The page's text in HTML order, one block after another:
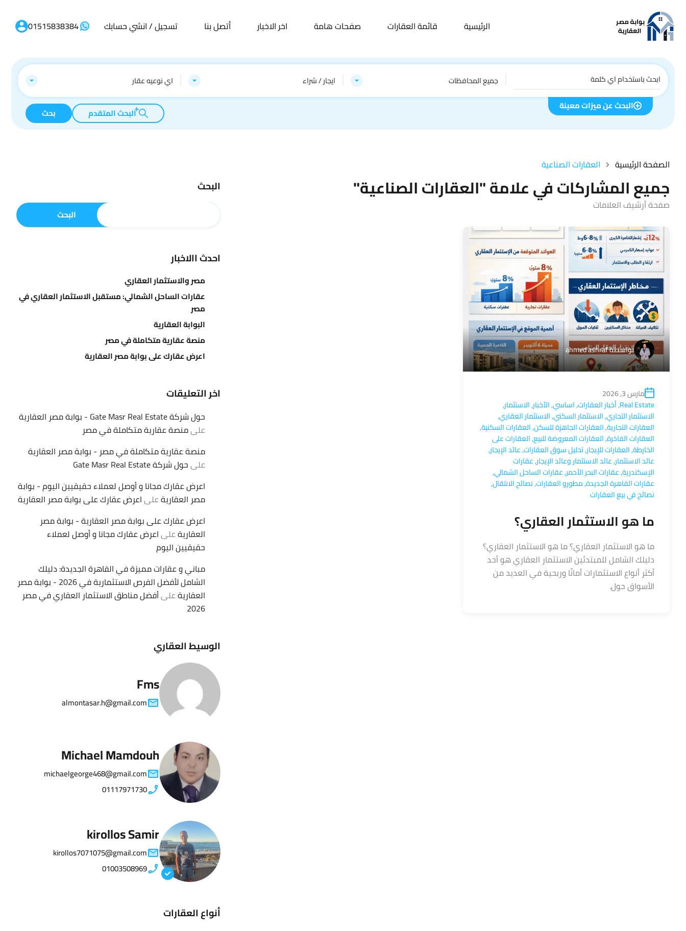
الرئيسية قائمة العقارات صفحات هامة اخر الاخبار أتصل بنا تسجيل / انشي حسابك 01515838384
جميع المحافظات ايجار / شراء اي نوعيه عقار
البحث عن ميزات معينة
البحث المتقدم بحث
الصفحة الرئيسية العقارات الصناعية
جميع المشاركات في علامة "العقارات الصناعية"
صفحة أرشيف العلامات
بواسطةahmed ashraf
مارس 3, 2026
Real Estate
,أخبار العقارات,اساسي,الأخبار,الاستثمار,
الاستثمار التجاري,الاستثمار السكني,الاستثمار العقاري,
العقارات التجارية,العقارات الجاهزة للسكن,العقارات السكنية,
العقارات الفاخرة,العقارات المعروضة للبيع,العقارات على
الخارطة,العقارات للإيجار,تحليل سوق العقارات,عائد الإيجار,
عائد الاستثمار,عائد الاستثمار وعائد الإيجار,عقارات
الإسكندرية,عقارات البحر الأحمر,عقارات الساحل الشمالي,
عقارات القاهرة الجديدة,مطورو العقارات,نصائح الانتقال,
نصائح في بيع العقارات
ما هو الاستثمار العقاري؟
ما هو الاستثمار العقاري؟ ما هو الاستثمار العقاري؟
دليلك الشامل للمبتدئين الاستثمار العقاري هو أحد
أكثر أنواع الاستثمارات أمانًا وربحية في العديد من
الأسواق حول.
البحث
البحث
احدث االاخبار
مصر والاستثمار العقاري
عقارات الساحل الشمالي: مستقبل الاستثمار العقاري في
مصر
البوابة العقارية
منصة عقارية متكاملة في مصر
اعرض عقارك على بوابة مصر العقارية
اخر التعليقات
حول شركة Gate Masr Real Estate - بوابة مصر العقارية
علىمنصة عقارية متكاملة في مصر
منصة عقارية متكاملة في مصر - بوابة مصر العقارية
علىحول شركة Gate Masr Real Estate
اعرض عقارك مجانا و أوصل لعملاء حقيقيين اليوم - بوابة
مصر العقاريةعلىاعرض عقارك على بوابة مصر العقارية
اعرض عقارك على بوابة مصر العقارية - بوابة مصر
العقاريةعلىاعرض عقارك مجانا و أوصل لعملاء
حقيقيين اليوم
مباني و عقارات مميزة في القاهرة الجديدة: دليلك
الشامل لأفضل الفرص الاستثمارية في 2026 - بوابة مصر
العقاريةعلىأفضل مناطق الاستثمار العقاري في مصر
2026
الوسيط العقاري
Fms
almontasar.h@gmail.com
Michael Mamdouh
michaelgeorge468@gmail.com
01117971730
kirollos Samir
kirollos7071075@gmail.com
01003508969
أنواع العقارات